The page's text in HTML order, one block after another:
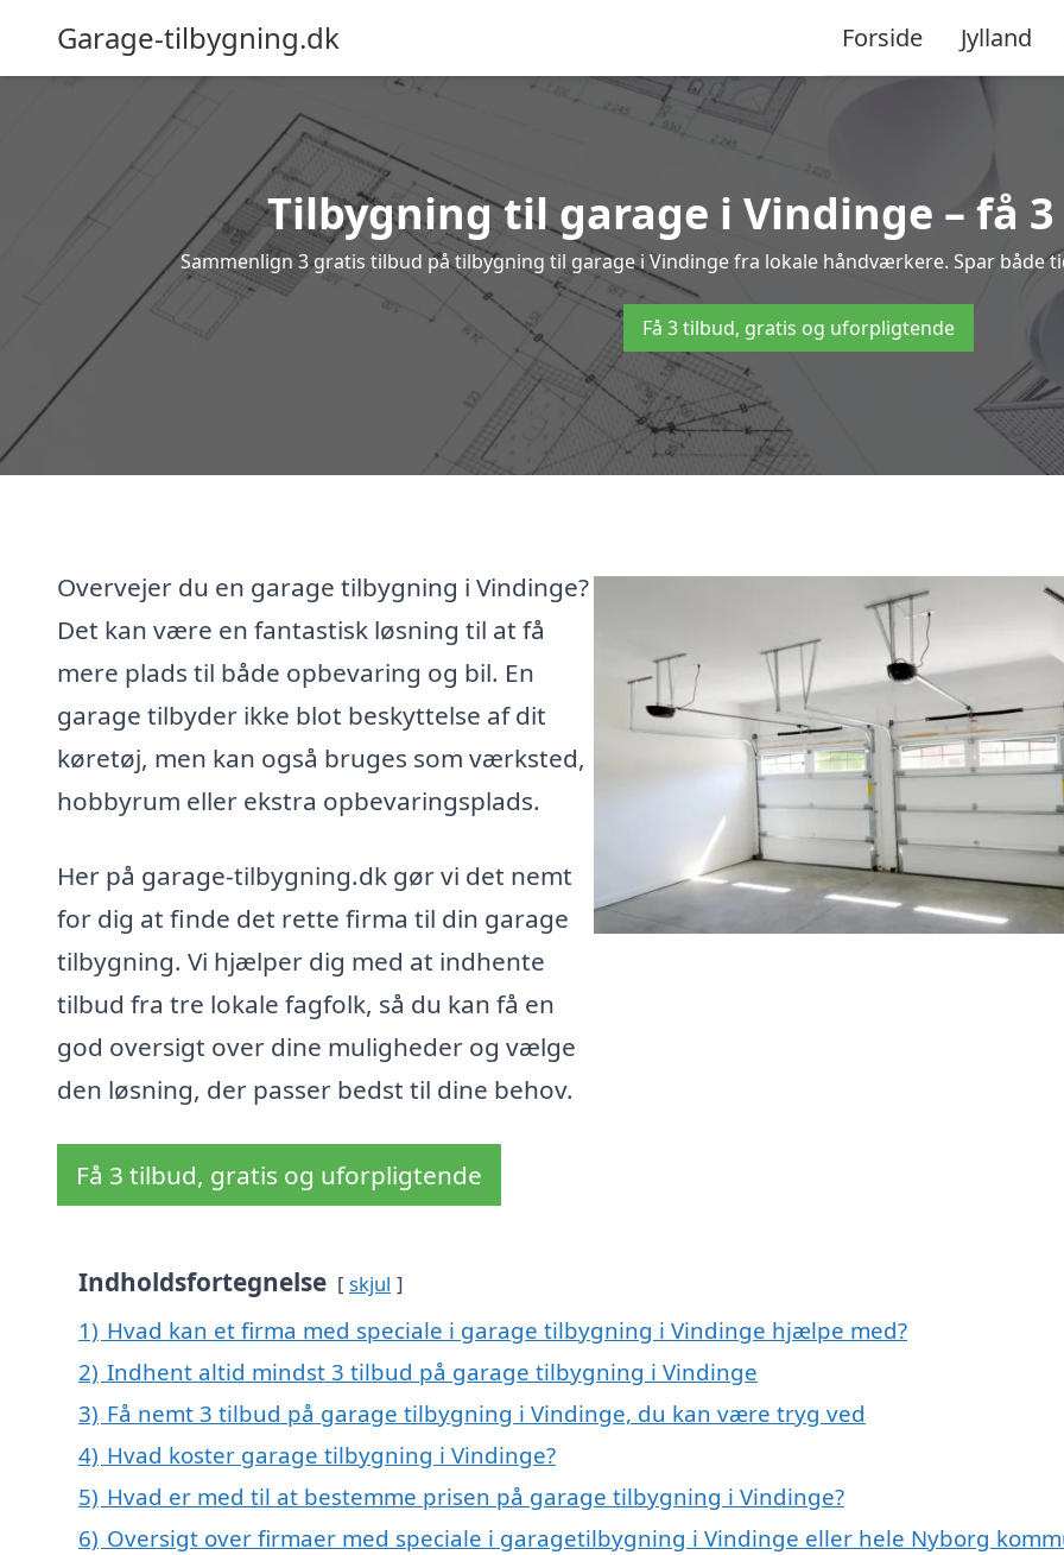
Garage-tilbygning.dk Forside Jylland
Tilbygning til garage i Vindinge – få
Sammenlign 3 gratis tilbud på tilbygning til garage i Vindinge fra lokale håndværkere. Spar både
Få 3 tilbud, gratis og uforpligtende
Overvejer du en garage tilbygning i Vindinge?
Det kan være en fantastisk løsning til at få
mere plads til både opbevaring og bil. En
garage tilbyder ikke blot beskyttelse af dit
køretøj, men kan også bruges som værksted,
hobbyrum eller ekstra opbevaringsplads.
Her på garage-tilbygning.dk gør vi det nemt
for dig at finde det rette firma til din garage
tilbygning. Vi hjælper dig med at indhente
tilbud fra tre lokale fagfolk, så du kan få en
god oversigt over dine muligheder og vælge
den løsning, der passer bedst til dine behov.
Få 3 tilbud, gratis og uforpligtende
Indholdsfortegnelse skjul
1) Hvad kan et firma med speciale i garage tilbygning i Vindinge hjælpe med?
2) Indhent altid mindst 3 tilbud på garage tilbygning i Vindinge
3) Få nemt 3 tilbud på garage tilbygning i Vindinge, du kan være tryg ved
4) Hvad koster garage tilbygning i Vindinge?
5) Hvad er med til at bestemme prisen på garage tilbygning i Vindinge?
6) Oversigt over firmaer med speciale i garagetilbygning i Vindinge eller hele Nyborg